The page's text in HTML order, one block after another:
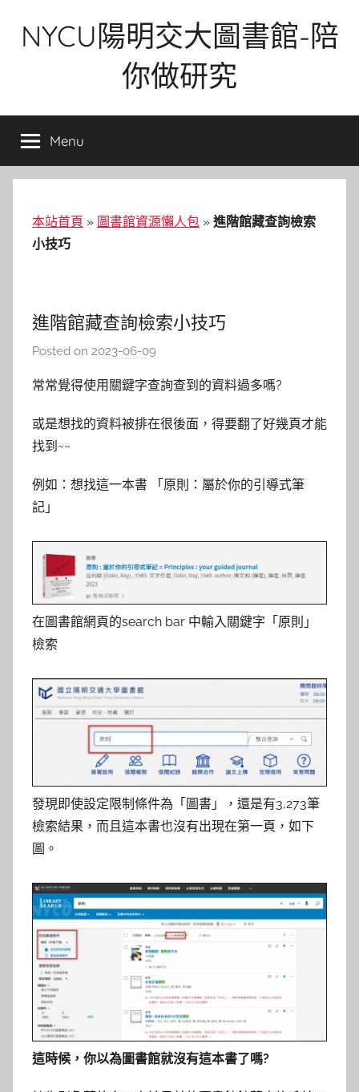
NYCU陽明交大圖書館-陪
你做研究
Menu
本站首頁 » 圖書館資源懶人包 » 進階館藏查詢檢索
小技巧
進階館藏查詢檢索小技巧
Posted on 2023-06-09
c
n
h
常常覺得使用關鍵字查詢查到的資料過多嗎?
或是想找的資料被排在很後面，得要翻了好幾頁才能
找到~~
例如：想找這一本書 「原則：屬於你的引導式筆
記」
在圖書館網頁的search bar 中輸入關鍵字「原則」
檢索
發現即使設定限制條件為「圖書」，還是有3,273筆
檢索結果，而且這本書也沒有出現在第一頁，如下
圖。
這時候，你以為圖書館就沒有這本書了嗎?